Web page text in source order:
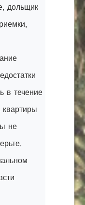
дольщик
в течение
не